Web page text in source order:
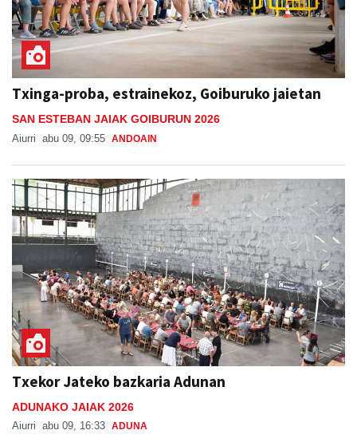
Txinga-proba, estrainekoz, Goiburuko jaietan
SAN ESTEBAN JAIAK GOIBURUN 2026
Aiurri abu 09, 09:55 ANDOAIN
Txekor Jateko bazkaria Adunan
ADUNAKO JAIAK 2026
Aiurri abu 09, 16:33 ADUNA